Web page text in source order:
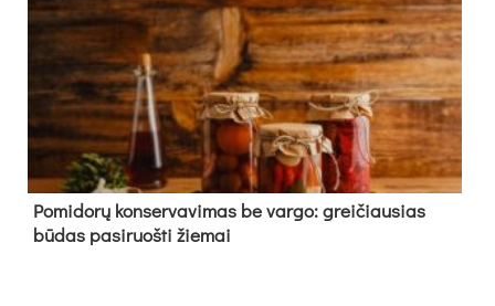
Pomidorų konservavimas be vargo: greičiausias
būdas pasiruošti žiemai